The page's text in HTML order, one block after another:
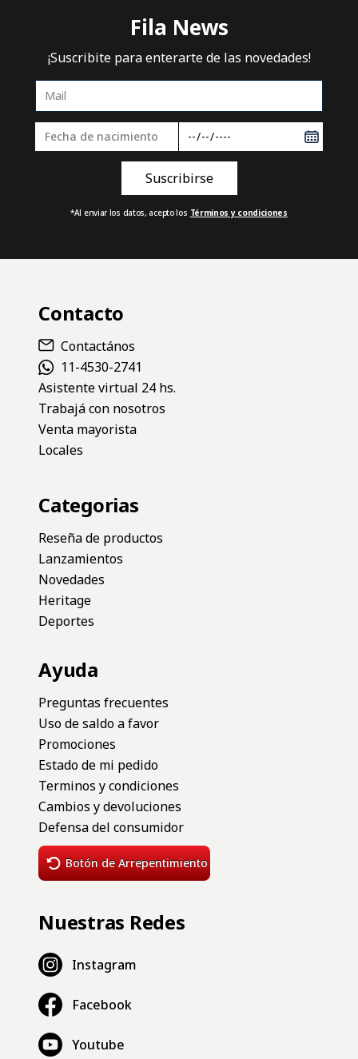
Fila News
¡Suscribite para enterarte de las novedades!
*Al enviar los datos, acepto los Términos y condiciones
Contacto
Contactános
11-4530-2741
Asistente virtual 24 hs.
Trabajá con nosotros
Venta mayorista
Locales
Categorias
Reseña de productos
Lanzamientos
Novedades
Heritage
Deportes
Ayuda
Preguntas frecuentes
Uso de saldo a favor
Promociones
Estado de mi pedido
Terminos y condiciones
Cambios y devoluciones
Defensa del consumidor
Botón de Arrepentimiento
Nuestras Redes
Instagram
Facebook
Youtube